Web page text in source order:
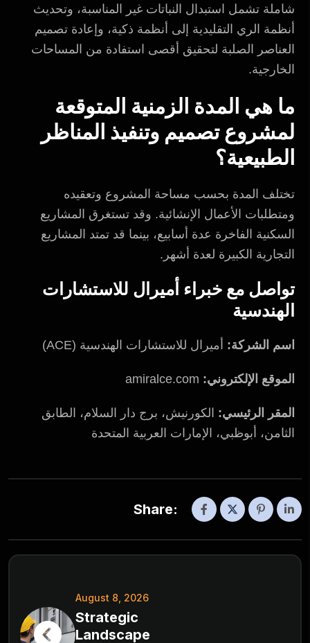
شاملة تشمل استبدال النباتات غير المناسبة، وتحديث
أنظمة الري التقليدية إلى أنظمة ذكية، وإعادة تصميم
العناصر الصلبة لتحقيق أقصى استفادة من المساحات
الخارجية.
ما هي المدة الزمنية المتوقعة
لمشروع تصميم وتنفيذ المناظر
الطبيعية؟
تختلف المدة بحسب مساحة المشروع وتعقيده
ومتطلبات الأعمال الإنشائية. وقد تستغرق المشاريع
السكنية الفاخرة عدة أسابيع، بينما قد تمتد المشاريع
التجارية الكبيرة لعدة أشهر.
تواصل مع خبراء أميرال للاستشارات
الهندسية
اسم الشركة: أميرال للاستشارات الهندسية (ACE)
الموقع الإلكتروني:
المقر الرئيسي: الكورنيش، برج دار السلام، الطابق
الثامن، أبوظبي، الإمارات العربية المتحدة
Share:
August 8, 2026
Strategic
Landscape